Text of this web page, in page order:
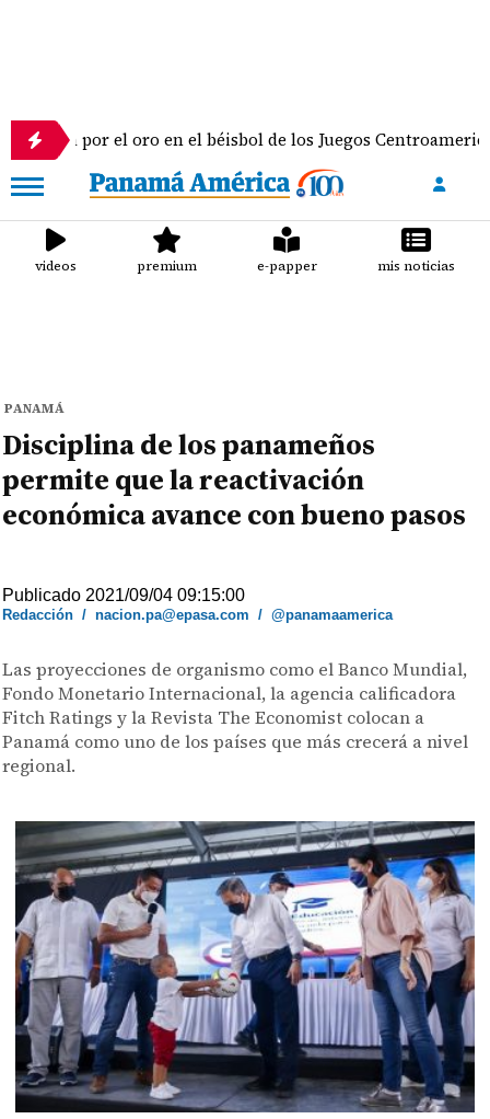
el oro en el béisbol de los Juegos Centroamericanos y del
videos premium e-papper mis noticias
PANAMÁ
Disciplina de los panameños
permite que la reactivación
económica avance con bueno pasos
Publicado 2021/09/04 09:15:00
Redacción /nacion.pa@epasa.com /@panamaamerica
Las proyecciones de organismo como el Banco Mundial,
Fondo Monetario Internacional, la agencia calificadora
Fitch Ratings y la Revista The Economist colocan a
Panamá como uno de los países que más crecerá a nivel
regional.